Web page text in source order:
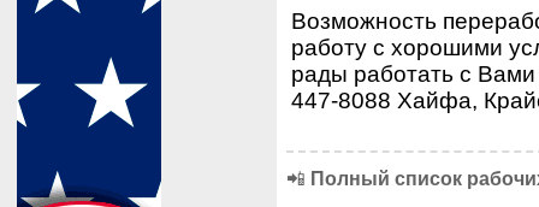
Возможность
работу с хорошими
рады работать с
447-8088 Хайфа,
📲 Полный список